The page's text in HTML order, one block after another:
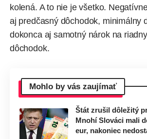
kolená. A to nie je všetko.
aj predčasný dôchodok, minimálny
dokonca aj samotný nárok na
dôchodok.
Mohlo by vás zaujímať
Štát zrušil dôležitý
Mnohí Slováci mali
eur, nakoniec